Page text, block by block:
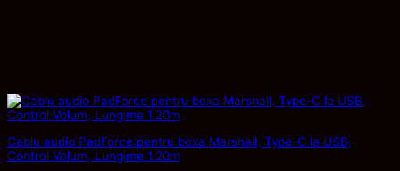
Cablu audio PadForce pentru boxa Marshall, Type-C la USB,
Control Volum, Lungime 1.20m